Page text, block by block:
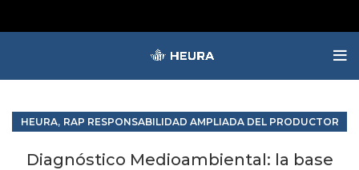
HEURA, RAP RESPONSABILIDAD AMPLIADA DEL PRODUCTOR
Diagnóstico Medioambiental: la base